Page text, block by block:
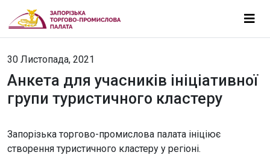
30 Листопада, 2021
Анкета для учасників ініціативної
групи туристичного кластеру
Запорізька торгово-промислова палата ініціює
створення туристичного кластеру у регіоні.